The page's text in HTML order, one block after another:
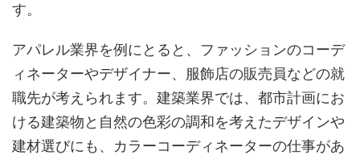
す。
アパレル業界を例にとると、ファッションのコーデ
ィネーターやデザイナー、服飾店の販売員などの就
職先が考えられます。建築業界では、都市計画にお
ける建築物と自然の色彩の調和を考えたデザインや
建材選びにも、カラーコーディネーターの仕事があ